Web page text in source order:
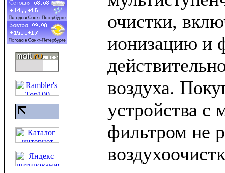
очистки,
ионизацию и
воздуха.
устройства
фильтром не